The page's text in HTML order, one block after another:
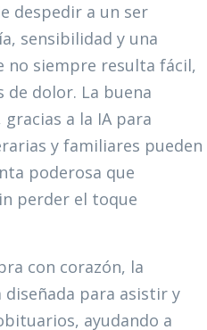
despedir a un ser
sensibilidad y una
no siempre resulta fácil,
dolor. La buena
a la IA para
y familiares pueden
poderosa que
perder el toque
con corazón, la
para asistir y
ayudando a